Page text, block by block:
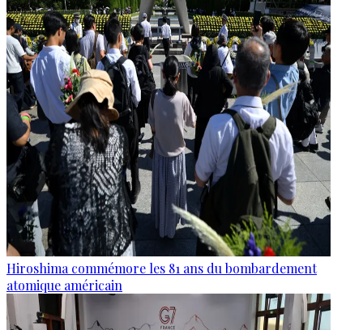
Hiroshima commémore les 81 ans du bombardement
atomique américain